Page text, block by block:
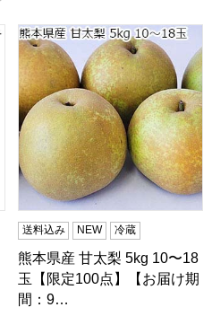
アムマンゴー(お届け期間：6/
熊本県産 甘太梨 5kg 10〜18
送料込み NEW 冷蔵
熊本県産 甘太梨 5kg 10〜18
玉【限定100点】【お届け期
間：9…